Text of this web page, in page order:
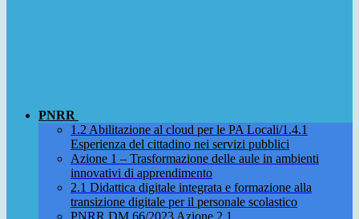
PNRR
1.2 Abilitazione al cloud per le PA Locali/1.4.1
Esperienza del cittadino nei servizi pubblici
Azione 1 – Trasformazione delle aule in ambienti
innovativi di apprendimento
2.1 Didattica digitale integrata e formazione alla
transizione digitale per il personale scolastico